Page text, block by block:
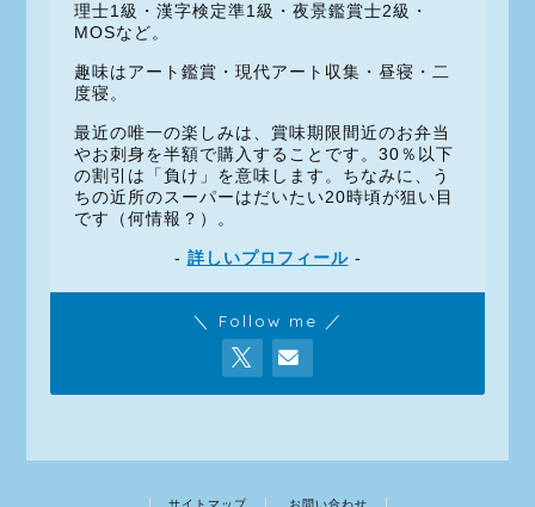
理士1級・漢字検定準1級・夜景鑑賞士2級・
MOSなど。
趣味はアート鑑賞・現代アート収集・昼寝・二
度寝。
最近の唯一の楽しみは、賞味期限間近のお弁当
やお刺身を半額で購入することです。30％以下
の割引は「負け」を意味します。ちなみに、う
ちの近所のスーパーはだいたい20時頃が狙い目
です（何情報？）。
- 詳しいプロフィール-
＼ Follow me ／
サイトマップ お問い合わせ